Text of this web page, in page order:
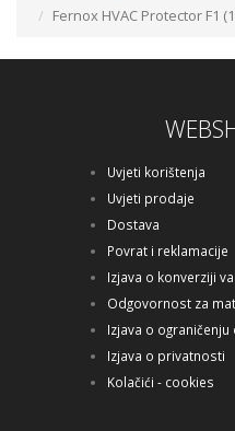
Fernox HVAC Protector F1
Uvjeti korištenja
Uvjeti prodaje
Dostava
Povrat i reklamacije
Izjava o konverziji
Odgovornost za
Izjava o
Izjava o privatnosti
Kolačići - cookies